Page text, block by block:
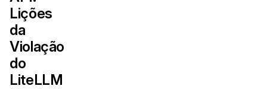
Lições
da
Violação
do
LiteLLM